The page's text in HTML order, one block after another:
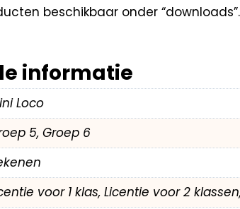
beschikbaar onder
informatie
Loco
5, Groep 6
voor 1 klas, Licentie voor 2